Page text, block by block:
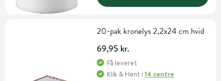
20-pak kronelys 2,2x24 cm hvid
69,95 kr.
Få leveret
Klik & Hent i14 centre